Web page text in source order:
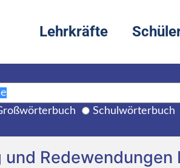
Lehrkräfte
Schulwörterbuch
Redewendungen